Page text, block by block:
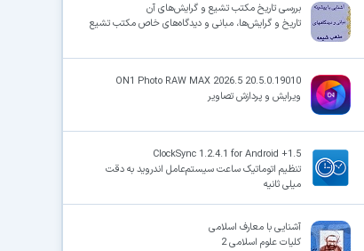
بررسى تاریخ مکتب تشیع و گرایش‌هاى آن
تاریخ و گرایش‌ها، مبانى و دیدگاه‌هاى خاص مکتب تشیع
ON1 Photo RAW MAX 2026.5 20.5.0.19010
ویرایش و پردازش تصاویر
ClockSync 1.2.4.1 for Android +1.5
تنظیم اتوماتیک ساعت سیستم‌عامل اندروید به دقت
میلی ثانیه
آشنایی با معارف اسلامی
کلیات علوم اسلامی 2